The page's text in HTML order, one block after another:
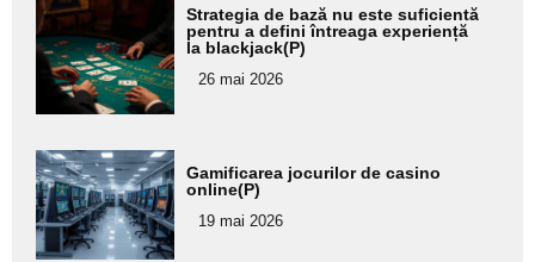
Adaugă
aici textul
pentru
subtitlu
Strategia de bază nu este suficientă
pentru a defini întreaga experiență
la blackjack(P)
26 mai 2026
Adaugă
aici textul
pentru
subtitlu
Gamificarea jocurilor de casino
online(P)
19 mai 2026